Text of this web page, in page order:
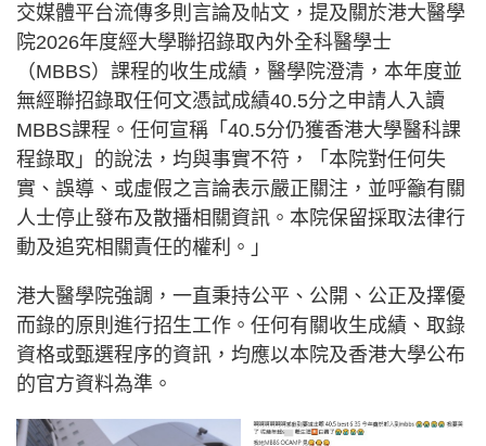
交媒體平台流傳多則言論及帖文，提及關於港大醫學
院2026年度經大學聯招錄取內外全科醫學士
（MBBS）課程的收生成績，醫學院澄清，本年度並
無經聯招錄取任何文憑試成績40.5分之申請人入讀
MBBS課程。任何宣稱「40.5分仍獲香港大學醫科課
程錄取」的說法，均與事實不符，「本院對任何失
實、誤導、或虛假之言論表示嚴正關注，並呼籲有關
人士停止發布及散播相關資訊。本院保留採取法律行
動及追究相關責任的權利。」
港大醫學院強調，一直秉持公平、公開、公正及擇優
而錄的原則進行招生工作。任何有關收生成績、取錄
資格或甄選程序的資訊，均應以本院及香港大學公布
的官方資料為準。